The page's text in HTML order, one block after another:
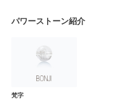
パワーストーン紹介
梵字